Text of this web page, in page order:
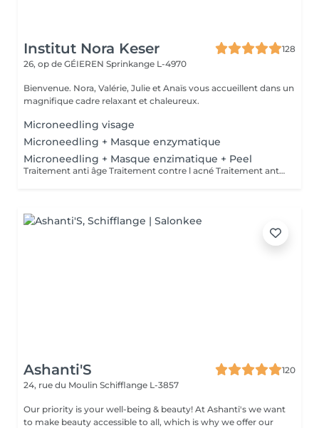
Institut Nora Keser
128
26, op de GÉIEREN Sprinkange L-4970
Bienvenue. Nora, Valérie, Julie et Anaïs vous accueillent dans un
magnifique cadre relaxant et chaleureux.
Microneedling visage
Microneedling + Masque enzymatique
Microneedling + Masque enzimatique + Peel
Traitement anti âge Traitement contre l acné Traitement anti tâche
Ashanti'S
120
24, rue du Moulin Schifflange L-3857
Our priority is your well-being & beauty! At Ashanti's we want
to make beauty accessible to all, which is why we offer our